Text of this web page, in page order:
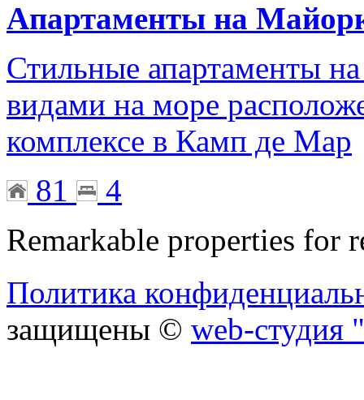
Апартаменты на
Стильные апартаменты
видами на море
комплексе в Камп де Мар
81
4
Remarkable properties for
Политика
защищены © web-студия